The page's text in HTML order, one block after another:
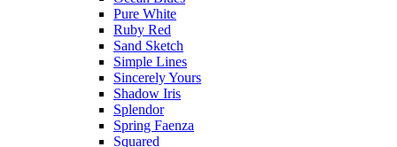
Pure White
Ruby Red
Sand Sketch
Simple Lines
Sincerely Yours
Shadow Iris
Splendor
Spring Faenza
Squared